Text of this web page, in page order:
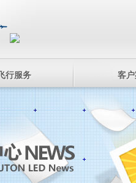
飞行服务 客户